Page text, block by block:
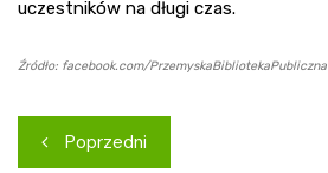
uczestników na długi czas.
Źródło: facebook.com/PrzemyskaBibliotekaPubliczna
Nawigacja
Poprzedni